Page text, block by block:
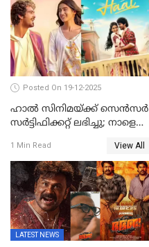
Posted On 19-12-2025
ഹാല്‍ സിനിമയ്ക്ക് സെന്‍സര്‍
സര്‍ട്ടിഫിക്കറ്റ് ലഭിച്ചു; നാളെ
1 Min Read View All
LATEST NEWS